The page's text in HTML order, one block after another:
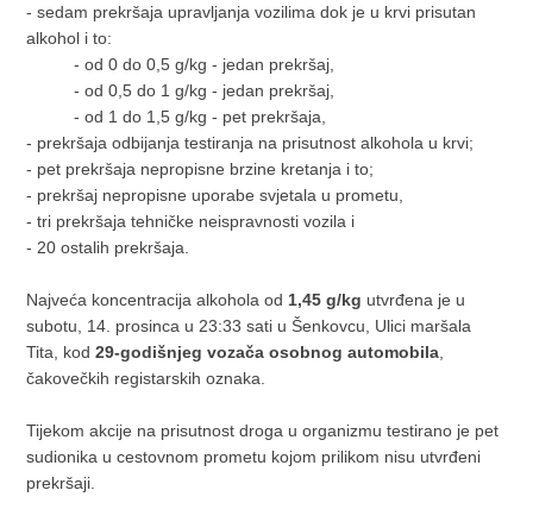
- sedam prekršaja upravljanja vozilima dok je u krvi prisutan
alkohol i to:
- od 0 do 0,5 g/kg - jedan prekršaj,
- od 0,5 do 1 g/kg - jedan prekršaj,
- od 1 do 1,5 g/kg - pet prekršaja,
- prekršaja odbijanja testiranja na prisutnost alkohola u krvi;
- pet prekršaja nepropisne brzine kretanja i to;
- prekršaj nepropisne uporabe svjetala u prometu,
- tri prekršaja tehničke neispravnosti vozila i
- 20 ostalih prekršaja.
Najveća koncentracija alkohola od 1,45 g/kg utvrđena je u
subotu, 14. prosinca u 23:33 sati u Šenkovcu, Ulici maršala
Tita, kod29-godišnjeg vozača osobnog automobila
čakovečkih registarskih oznaka.
Tijekom akcije na prisutnost droga u organizmu testirano je pet
sudionika u cestovnom prometu kojom prilikom nisu utvrđeni
prekršaji.